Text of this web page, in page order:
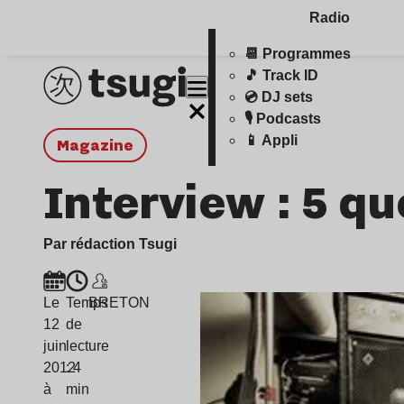
Radio
📆 Programmes
🎵 Track ID
💿 DJ sets
🎙️ Podcasts
📱 Appli
magazine
Interview : 5
Par rédaction Tsugi
Le
12
juin
2012
à
Temps
de
lecture
: 4
min
BRETON